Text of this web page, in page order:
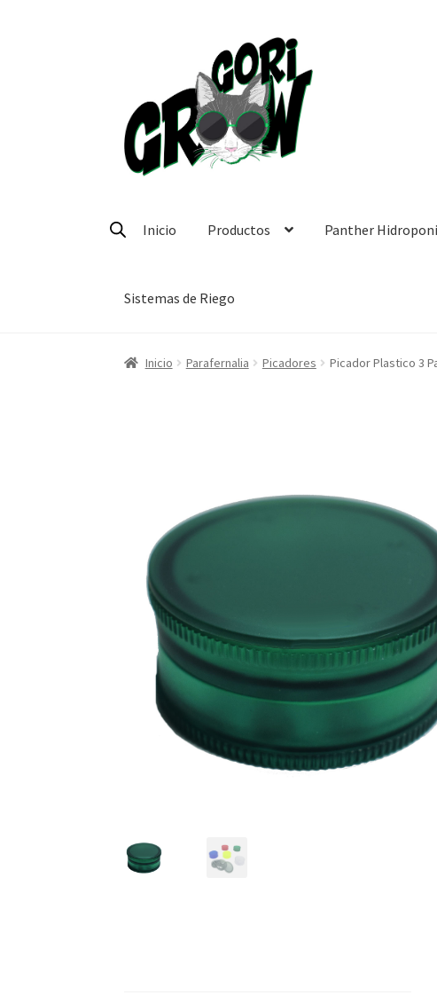
navegación
página
Inicio Productos Panther
Sistemas de Riego
Inicio Parafernalia Picadores Picador Plastico 3